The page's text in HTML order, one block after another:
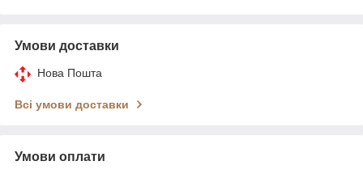
Умови доставки
Нова Пошта
Всі умови доставки
Умови оплати